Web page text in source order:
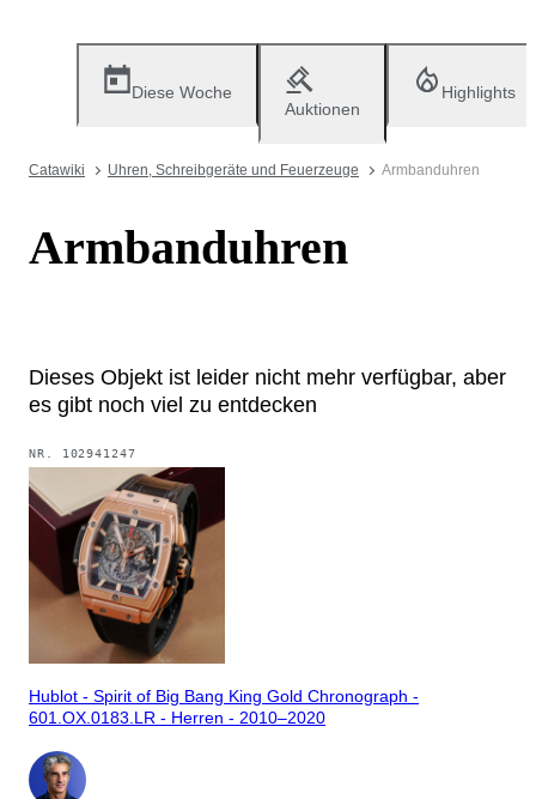
Diese Woche
Auktionen
Highlights
Catawiki Uhren, Schreibgeräte und Feuerzeuge Armbanduhren
Armbanduhren
Dieses Objekt ist leider nicht mehr verfügbar, aber
es gibt noch viel zu entdecken
NR. 102941247
Hublot - Spirit of Big Bang King Gold Chronograph -
601.OX.0183.LR - Herren - 2010–2020